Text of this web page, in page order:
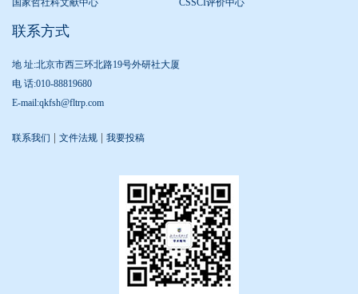
国家哲社科文献中心
CSSCI评价中心
联系方式
地 址:北京市西三环北路19号外研社大厦
电 话:010-88819680
E-mail:qkfsh@fltrp.com
联系我们 文件法规 我要投稿